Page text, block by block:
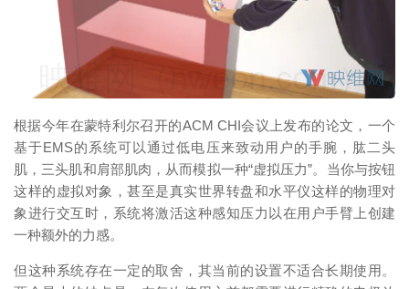
根据今年在蒙特利尔召开的ACM CHI会议上发布的论文，一个
基于EMS的系统可以通过低电压来致动用户的手腕，肱二头
肌，三头肌和肩部肌肉，从而模拟一种“虚拟压力”。当你与按钮
这样的虚拟对象，甚至是真实世界转盘和水平仪这样的物理对
象进行交互时，系统将激活这种感知压力以在用户手臂上创建
一种额外的力感。
但这种系统存在一定的取舍，其当前的设置不适合长期使用。
映维网（nweon.com）